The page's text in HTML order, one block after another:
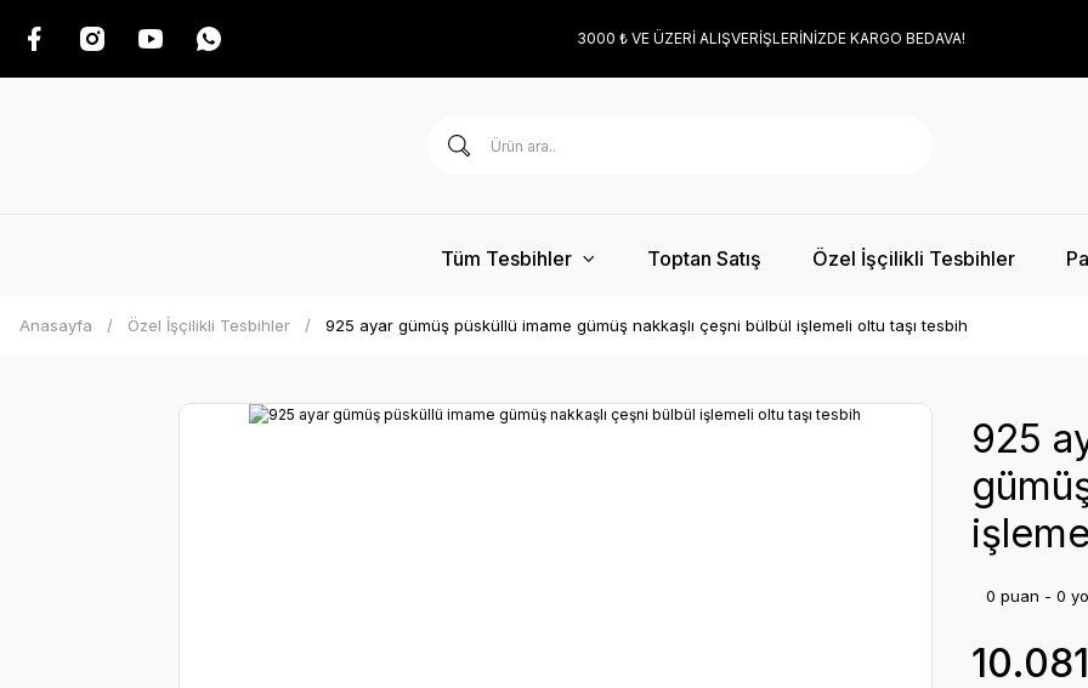
3000 ₺ VE ÜZERİ ALIŞVERİŞLERİNİZDE KARGO BEDAVA!
Tüm Tesbihler Toptan Satış Özel İşçilikli Tesbihler
Anasayfa Özel İşçilikli Tesbihler 925 ayar gümüş püsküllü imame gümüş nakkaşlı çeşni bülbül işlemeli oltu taşı tesbih
925
0 puan - 0